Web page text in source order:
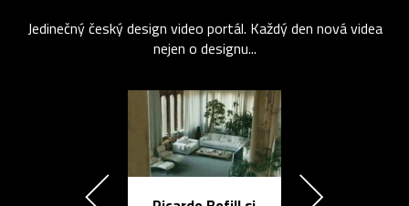
Jedinečný český design video portál. Každý den nová videa
nejen o designu...